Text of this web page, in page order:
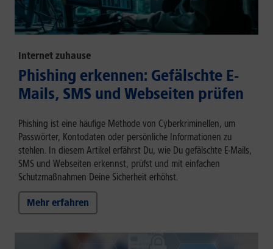
Internet zuhause
Phishing erkennen: Gefälschte E-
Mails, SMS und Webseiten prüfen
Phishing ist eine häufige Methode von Cyberkriminellen, um
Passwörter, Kontodaten oder persönliche Informationen zu
stehlen. In diesem Artikel erfährst Du, wie Du gefälschte E-Mails,
SMS und Webseiten erkennst, prüfst und mit einfachen
Schutzmaßnahmen Deine Sicherheit erhöhst.
Mehr erfahren